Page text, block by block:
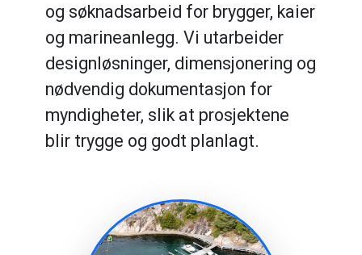
og søknadsarbeid for brygger, kaier
og marineanlegg. Vi utarbeider
designløsninger, dimensjonering og
nødvendig dokumentasjon for
myndigheter, slik at prosjektene
blir trygge og godt planlagt.